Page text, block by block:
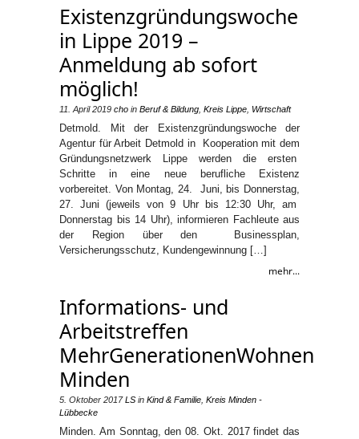
Existenzgründungswoche
in Lippe 2019 –
Anmeldung ab sofort
möglich!
11. April 2019 cho in Beruf & Bildung Kreis Lippe Wirtschaft
Detmold. Mit der Existenzgründungswoche der
Agentur für Arbeit Detmold in Kooperation mit dem
Gründungsnetzwerk Lippe werden die ersten
Schritte in eine neue berufliche Existenz
vorbereitet. Von Montag, 24. Juni, bis Donnerstag,
27. Juni (jeweils von 9 Uhr bis 12:30 Uhr, am
Donnerstag bis 14 Uhr), informieren Fachleute aus
der Region über den Businessplan,
Versicherungsschutz, Kundengewinnung […]
mehr...
Informations- und
Arbeitstreffen
MehrGenerationenWohnen
Minden
5. Oktober 2017 LS in Kind & Familie Kreis Minden -
Lübbecke
Minden. Am Sonntag, den 08. Okt. 2017 findet das